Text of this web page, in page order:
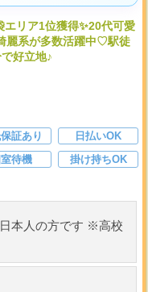
エリア1位獲得✨20代可愛
麗系が多数活躍中♡駅徒
好立地♪
証あり
日払いOK
待機
掛け持ちOK
本人の方です ※高校